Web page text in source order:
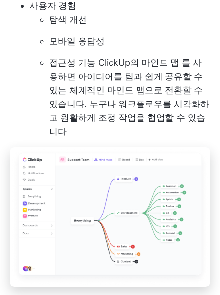
사용자 경험
탐색 개선
모바일 응답성
접근성 기능 ClickUp의 마인드 맵 를 사
용하면 아이디어를 팀과 쉽게 공유할 수
있는 체계적인 마인드 맵으로 전환할 수
있습니다. 누구나 워크플로우를 시각화하
고 원활하게 조정 작업을 협업할 수 있습
니다.